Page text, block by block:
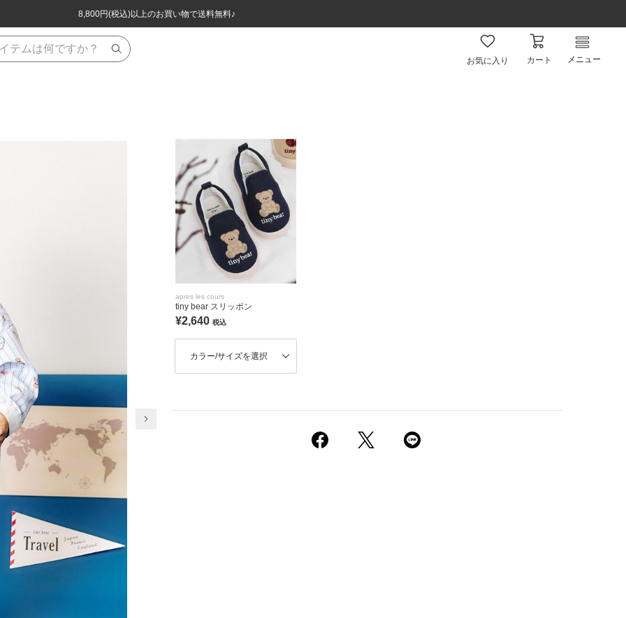
8,800円(税込)以上のお買い物で送料無料♪
ほぼ全品半額！！8/12(水)お昼12:59まで！！
8,800円(税込)以上のお買い物で送料無料♪
ほぼ全品半額！！8/12(水)お昼12:59まで！！
お気に入り カート メニュー
apres les cours
tiny bear スリッポン
¥2,640 税込
カラー/サイズを選択